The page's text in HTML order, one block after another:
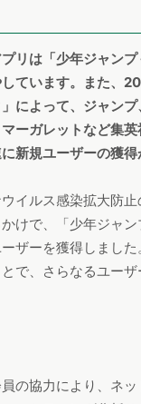
イト
リは「少年ジャン
ています。また、
によって、ジャン
ーガレットなど集
新規ユーザーの獲得
けで、「少年ジャン
ザーを獲得しまし